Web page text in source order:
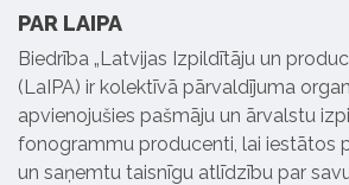
PAR LAIPA
Biedrība „Latvijas Izpildītāju un
(LaIPA) ir kolektīvā pārvaldījuma
apvienojušies pašmāju un ārvalstu
fonogrammu producenti, lai iestātos
un saņemtu taisnīgu atlīdzību par